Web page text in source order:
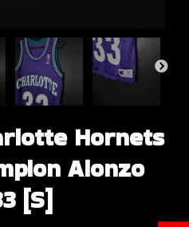
Hornets
Alonzo
[S]